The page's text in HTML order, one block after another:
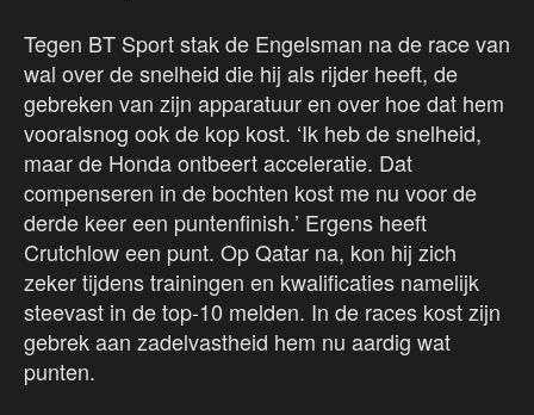
Tegen BT Sport stak de Engelsman na de race van
wal over de snelheid die hij als rijder heeft, de
gebreken van zijn apparatuur en over hoe dat hem
vooralsnog ook de kop kost. ‘Ik heb de snelheid,
maar de Honda ontbeert acceleratie. Dat
compenseren in de bochten kost me nu voor de
derde keer een puntenfinish.’ Ergens heeft
Crutchlow een punt. Op Qatar na, kon hij zich
zeker tijdens trainingen en kwalificaties namelijk
steevast in de top-10 melden. In de races kost zijn
gebrek aan zadelvastheid hem nu aardig wat
punten.